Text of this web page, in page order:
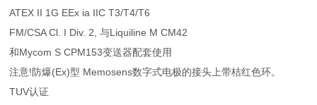
ATEX II 1G EEx ia IIC T3/T4/T6
FM/CSA Cl. I Div. 2, 与Liquiline M CM42
和Mycom S CPM153变送器配套使用
注意!防爆(Ex)型 Memosens数字式电极的接头上带桔红色环。
TUV认证